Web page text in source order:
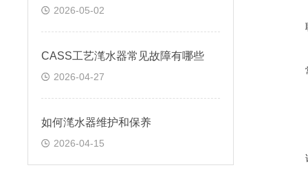
2026-05-02
CASS工艺滗水器常见故障有哪些
2026-04-27
​如何滗水器维护和保养
2026-04-15